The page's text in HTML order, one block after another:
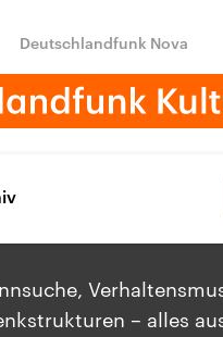
Deutschlandfunk Nova
– alles